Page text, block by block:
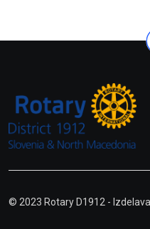
© 2023 Rotary D1912 -